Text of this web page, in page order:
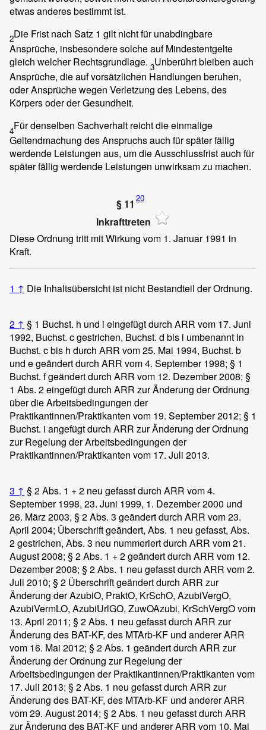
etwas anderes bestimmt ist.
2Die Frist nach Satz 1 gilt nicht für unabdingbare
Ansprüche, insbesondere solche auf Mindestentgelte
gleich welcher Rechtsgrundlage. 3Unberührt bleiben auch
Ansprüche, die auf vorsätzlichen Handlungen beruhen,
oder Ansprüche wegen Verletzung des Lebens, des
Körpers oder der Gesundheit.
4Für denselben Sachverhalt reicht die einmalige
Geltendmachung des Anspruchs auch für später fällig
werdende Leistungen aus, um die Ausschlussfrist auch für
später fällig werdende Leistungen unwirksam zu machen.
§ 11 20
Inkrafttreten
Diese Ordnung tritt mit Wirkung vom 1. Januar 1991 in
Kraft.
1 ↑ Die Inhaltsübersicht ist nicht Bestandteil der Ordnung.
2 ↑ § 1 Buchst. h und i eingefügt durch ARR vom 17. Juni
1992, Buchst. c gestrichen, Buchst. d bis i umbenannt in
Buchst. c bis h durch ARR vom 25. Mai 1994, Buchst. b
und e geändert durch ARR vom 4. September 1998; § 1
Buchst. f geändert durch ARR vom 12. Dezember 2008; §
1 Abs. 2 eingefügt durch ARR zur Änderung der Ordnung
über die Arbeitsbedingungen der
Praktikantinnen/Praktikanten vom 19. September 2012; § 1
Buchst. i angefügt durch ARR zur Änderung der Ordnung
zur Regelung der Arbeitsbedingungen der
Praktikantinnen/Praktikanten vom 17. Juli 2013.
3 ↑ § 2 Abs. 1 + 2 neu gefasst durch ARR vom 4.
September 1998, 23. Juni 1999, 1. Dezember 2000 und
26. März 2003, § 2 Abs. 3 geändert durch ARR vom 23.
April 2004; Überschrift geändert, Abs. 1 neu gefasst, Abs.
2 gestrichen, Abs. 3 neu nummeriert durch ARR vom 21.
August 2008; § 2 Abs. 1 + 2 geändert durch ARR vom 12.
Dezember 2008; § 2 Abs. 1 neu gefasst durch ARR vom 2.
Juli 2010; § 2 Überschrift geändert durch ARR zur
Änderung der AzubiO, PraktO, KrSchO, AzubiVergO,
AzubiVermLO, AzubiUrlGO, ZuwOAzubi, KrSchVergO vom
13. April 2011; § 2 Abs. 1 neu gefasst durch ARR zur
Änderung des BAT-KF, des MTArb-KF und anderer ARR
vom 16. Mai 2012; § 2 Abs. 1 geändert durch ARR zur
Änderung der Ordnung zur Regelung der
Arbeitsbedingungen der Praktikantinnen/Praktikanten vom
17. Juli 2013; § 2 Abs. 1 neu gefasst durch ARR zur
Änderung des BAT-KF, des MTArb-KF und anderer ARR
vom 29. August 2014; § 2 Abs. 1 neu gefasst durch ARR
zur Änderung des BAT-KF und anderer ARR vom 10. Mai